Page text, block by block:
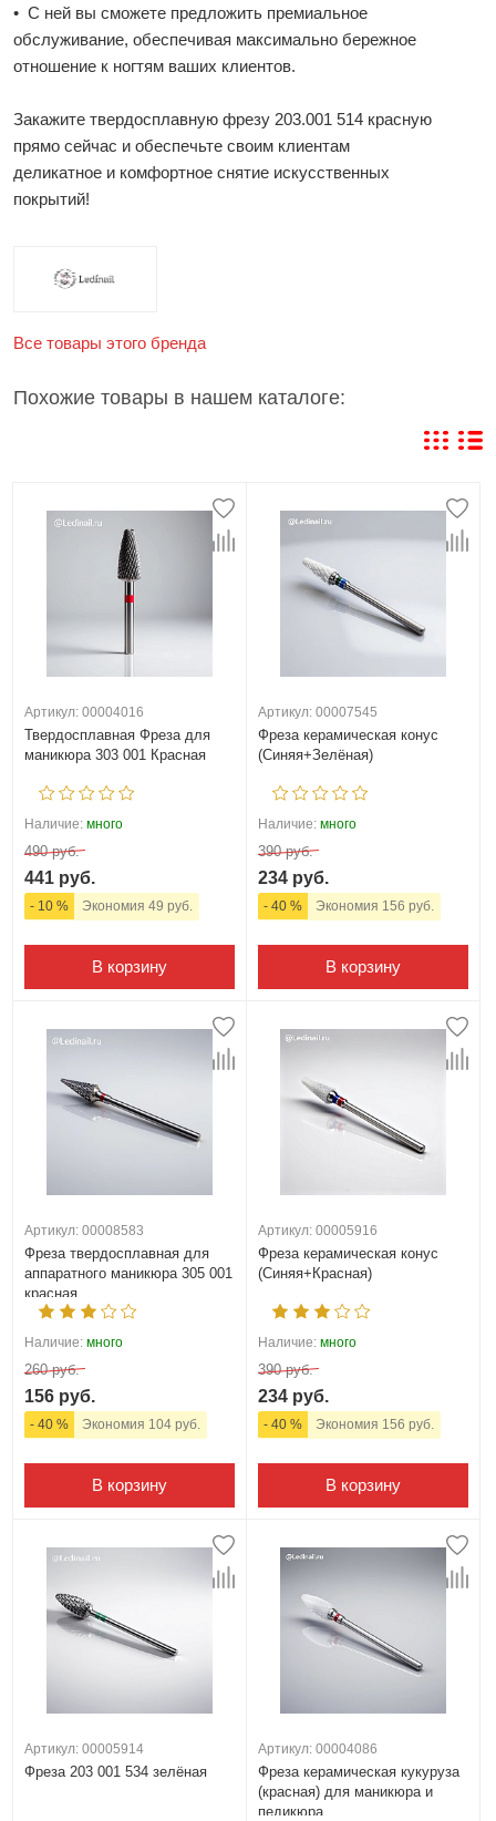
• С ней вы сможете предложить премиальное
обслуживание, обеспечивая максимально бережное
отношение к ногтям ваших клиентов.
Закажите твердосплавную фрезу 203.001 514 красную
прямо сейчас и обеспечьте своим клиентам
деликатное и комфортное снятие искусственных
покрытий!
Все товары этого бренда
Похожие товары в нашем каталоге:
Артикул: 00004016
Твердосплавная Фреза для
маникюра 303 001 Красная
Наличие: много
490 руб.
441 руб.
- 10 % Экономия 49 руб.
В корзину
Артикул: 00007545
Фреза керамическая конус
(Синяя+Зелёная)
Наличие: много
390 руб.
234 руб.
- 40 % Экономия 156 руб.
В корзину
Артикул: 00008583
Фреза твердосплавная для
аппаратного маникюра 305 001
красная
Наличие: много
260 руб.
156 руб.
- 40 % Экономия 104 руб.
В корзину
Артикул: 00005916
Фреза керамическая конус
(Синяя+Красная)
Наличие: много
390 руб.
234 руб.
- 40 % Экономия 156 руб.
В корзину
Артикул: 00005914
Фреза 203 001 534 зелёная
Артикул: 00004086
Фреза керамическая кукуруза
(красная) для маникюра и
педикюра